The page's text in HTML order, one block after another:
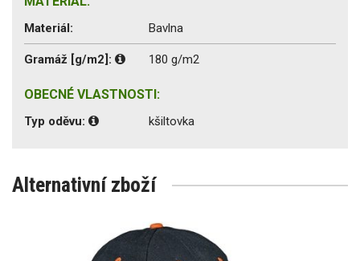
Materiál: Bavlna
Gramáž [g/m2]: 180 g/m2
OBECNÉ VLASTNOSTI:
Typ oděvu: kšiltovka
Alternativní zboží